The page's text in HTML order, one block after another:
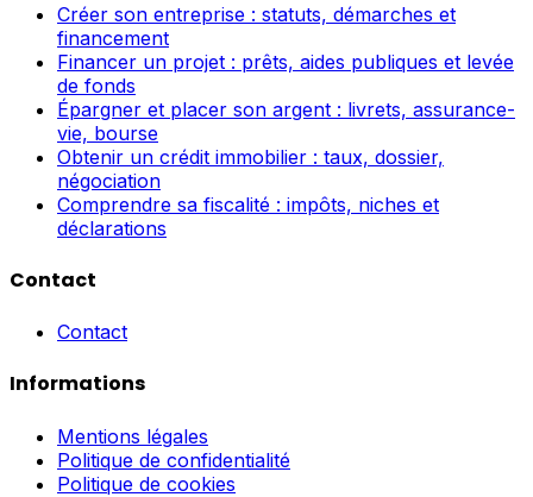
Créer son entreprise : statuts, démarches et
financement
Financer un projet : prêts, aides publiques et levée
de fonds
Épargner et placer son argent : livrets, assurance-
vie, bourse
Obtenir un crédit immobilier : taux, dossier,
négociation
Comprendre sa fiscalité : impôts, niches et
déclarations
Contact
Contact
Informations
Mentions légales
Politique de confidentialité
Politique de cookies